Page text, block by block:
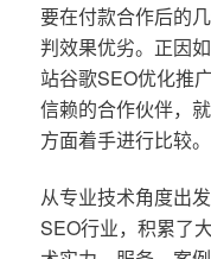
要在付款合作后的
判效果优劣。正因
站谷歌SEO优化推
信赖的合作伙伴，
方面着手进行比较。
从专业技术角度出
SEO行业，积累了